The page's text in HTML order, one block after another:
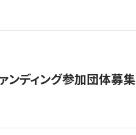
ンディング参加団体募集